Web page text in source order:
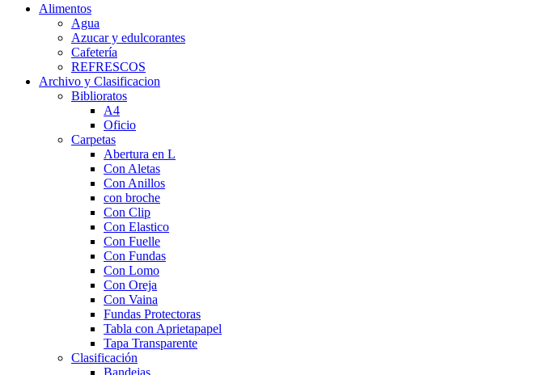
Alimentos
Agua
Azucar y edulcorantes
Cafetería
REFRESCOS
Archivo y Clasificacion
Biblioratos
A4
Oficio
Carpetas
Abertura en L
Con Aletas
Con Anillos
con broche
Con Clip
Con Elastico
Con Fuelle
Con Fundas
Con Lomo
Con Oreja
Con Vaina
Fundas Protectoras
Tabla con Aprietapapel
Tapa Transparente
Clasificación
Bandejas